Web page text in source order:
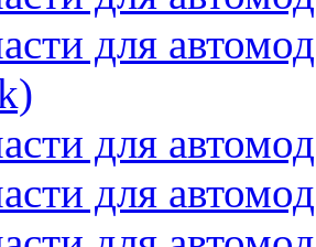
для
для
для